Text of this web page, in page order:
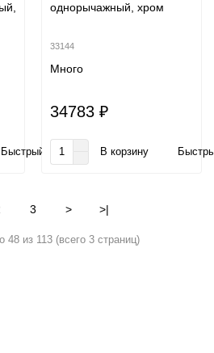
Быстрый заказ
однорычажный, хром
33144
Много
34783 ₽
В корзину
3 > >|
48 из 113 (всего 3 страниц)